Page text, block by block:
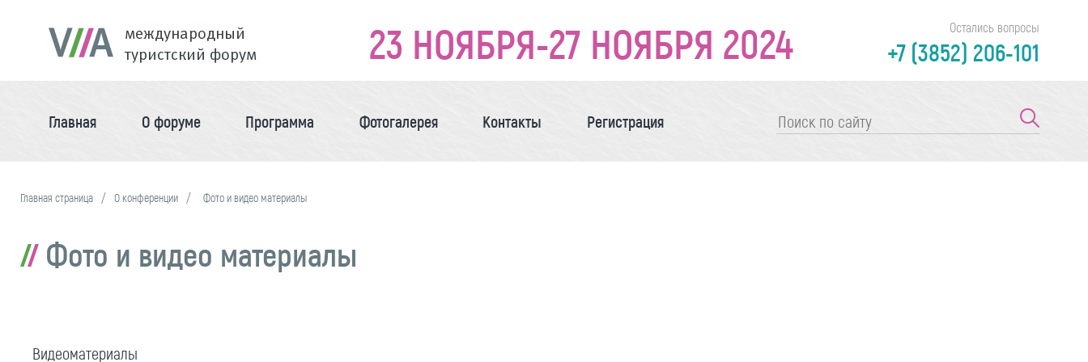
международный
туристский форум
23 НОЯБРЯ-27 НОЯБРЯ 2024 Остались вопросы
+7 (3852) 206-101
Главная О форуме Программа Фотогалерея Контакты Регистрация
Главная страница О конференции Фото и видео материалы
Фото и видео материалы
Видеоматериалы